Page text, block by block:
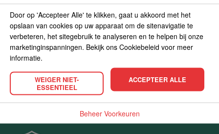
Gratis verzending vanaf 35 euro
Snelle bezorging
Tot de deur thuisbezorgd
Door op 'Accepteer Alle' te klikken, gaat u akkoord met het
opslaan van cookies op uw apparaat om de sitenavigatie te
verbeteren, het sitegebruik te analyseren en te helpen bij onze
marketinginspanningen. Bekijk ons Cookiebeleid voor meer
informatie.
WEIGER NIET-
ESSENTIEEL
ACCEPTEER ALLE
Beheer Voorkeuren